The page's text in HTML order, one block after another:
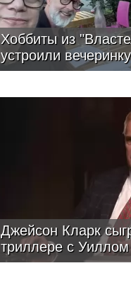
Хоббиты из
устроили вечеринку
Джейсон Кларк
триллере с